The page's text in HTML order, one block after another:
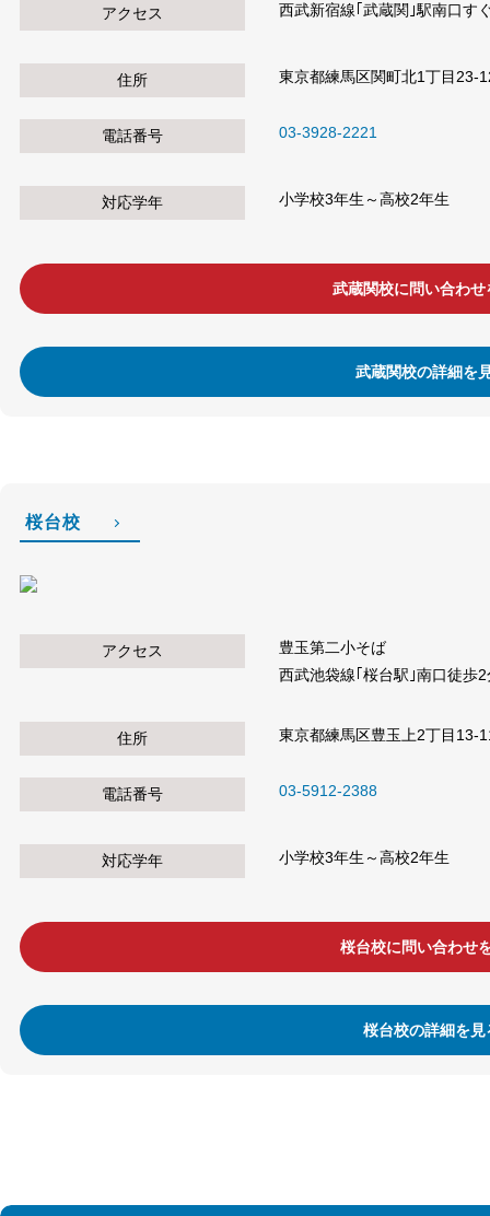
アクセス 西武新宿線｢武蔵関｣駅南口す
住所 東京都練馬区関町北1丁目23-
電話番号 03-3928-2221
対応学年 小学校3年生～高校2年生
武蔵関校に問い合わせ
武蔵関校の詳細を
桜台校
アクセス
豊玉第二小そば
西武池袋線｢桜台駅｣南口徒歩2
住所 東京都練馬区豊玉上2丁目13-
電話番号 03-5912-2388
対応学年 小学校3年生～高校2年生
桜台校に問い合わせ
桜台校の詳細を見